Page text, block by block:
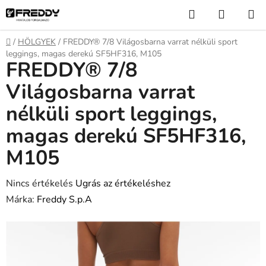
Ugrás
fő
tartalomhoz
KeresésKOSÁR
Kezdőlap
/ HÖLGYEK / FREDDY® 7/8 Világosbarna varrat nélküli sport
leggings, magas derekú SF5HF316, M105
FREDDY® 7/8
Világosbarna varrat
nélküli sport leggings,
magas derekú SF5HF316,
M105
A
termék
Nincs értékelés Ugrás az értékeléshez
Márka: Freddy S.p.A